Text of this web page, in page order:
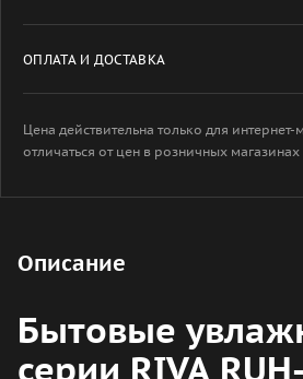
ОПЛАТА И ДОСТАВКА
Цена действительна только для
отличаться от цен в розничных магазинах
Описание
Бытовые
серии RIVA RUH-